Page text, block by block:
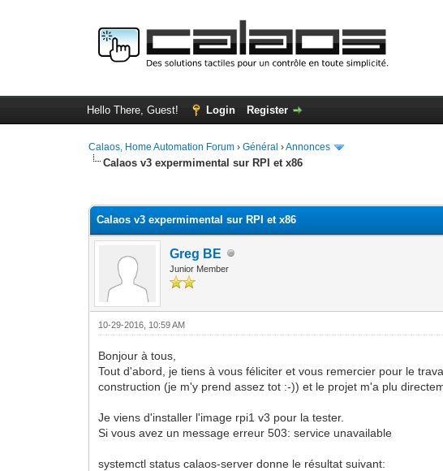
Hello There, Guest! Login Register
Calaos, Home Automation Forum ›Général ›Annonces
Calaos v3 expermimental sur RPI et x86
Calaos v3 expermimental sur RPI et x86
Greg BE
Junior Member
10-29-2016, 10:59 AM
Bonjour à tous,
Tout d'abord, je tiens à vous féliciter et vous remercier pour le
construction (je m'y prend assez tot :-)) et le projet m'a plu
Je viens d'installer l'image rpi1 v3 pour la tester.
Si vous avez un message erreur 503: service unavailable
systemctl status calaos-server donne le résultat suivant: